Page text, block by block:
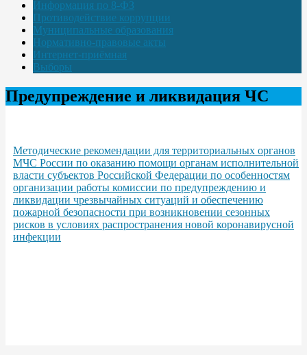
Информация по 8-ФЗ
Противодействие коррупции
Муниципальные образования
Нормативно-правовые акты
Интернет-приёмная
Выборы
Предупреждение и ликвидация ЧС
Методические рекомендации для территориальных органов
МЧС России по оказанию помощи органам исполнительной
власти субъектов Российской Федерации по особенностям
организации работы комиссии по предупреждению и
ликвидации чрезвычайных ситуаций и обеспечению
пожарной безопасности при возникновении сезонных
рисков в условиях распространения новой коронавирусной
инфекции